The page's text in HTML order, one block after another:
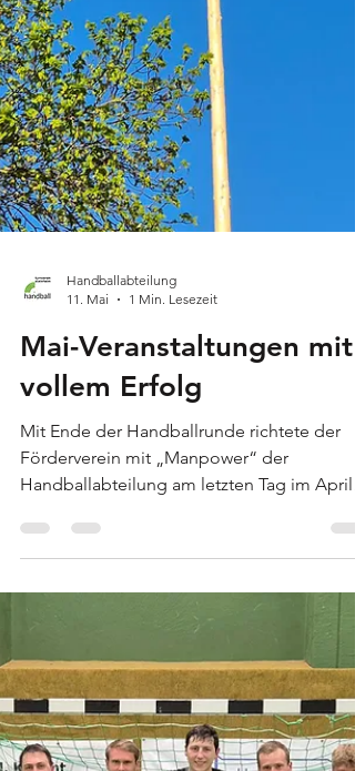
Handballabteilung
11. Mai
1 Min. Lesezeit
Mai-Veranstaltungen mit
vollem Erfolg
Förderverein mit „Manpower“ der
Handballabteilung am letzten Tag im April
aus. Seit drei Jahren feiert die Steinheimer
Bürgerschaft am „Alten Rathausplatz", ein
Veranstaltungsort, welcher sich als gut
erwiesen hat. Zahlreiche Zuschauerinnen